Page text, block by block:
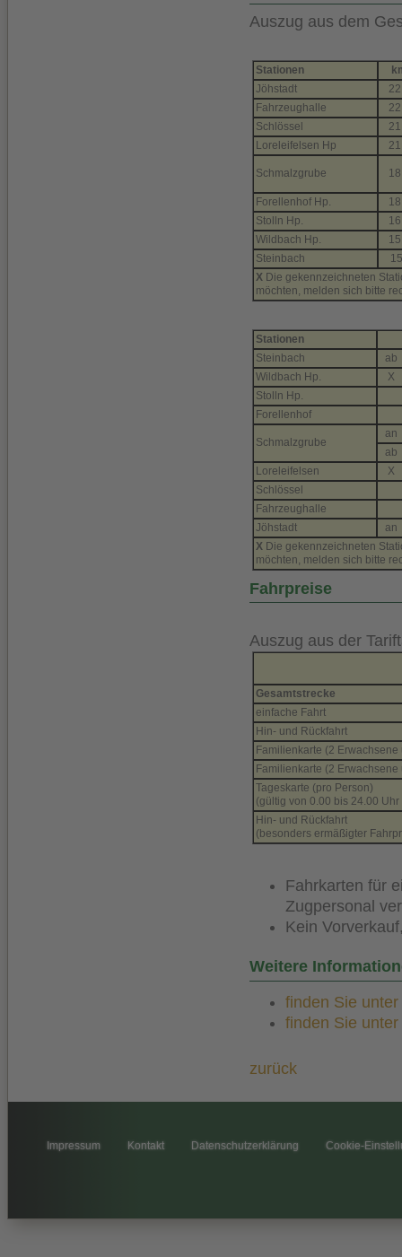
Auszug aus dem
Stationen
Jöhstadt
Fahrzeughalle
Schlössel
Loreleifelsen Hp
Schmalzgrube
Forellenhof Hp.
Stolln Hp.
Wildbach Hp.
Steinbach
X Die gekennzeichneten
möchten, melden sich bitte
Stationen
Steinbach
ab
Wildbach Hp.
X
Stolln Hp.
Forellenhof
Schmalzgrube
an
ab
Loreleifelsen
X
Schlössel
Fahrzeughalle
Jöhstadt
an
X Die gekennzeichneten
möchten, melden sich bitte
Fahrpreise
Auszug aus der
Gesamtstrecke
einfache Fahrt
Hin- und Rückfahrt
Familienkarte (2
Familienkarte (2
Tageskarte (pro Person)
(gültig von 0.00 bis 24.00
Hin- und Rückfahrt
(besonders ermäßigter
Fahrkarten für
Zugpersonal
Kein
Weitere
finden Sie
finden Sie
zurück
Impressum Kontakt Datenschutzerklärung Cookie-